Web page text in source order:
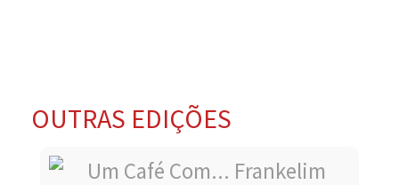
OUTRAS EDIÇÕES